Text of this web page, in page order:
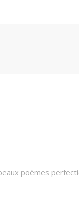
poèmes